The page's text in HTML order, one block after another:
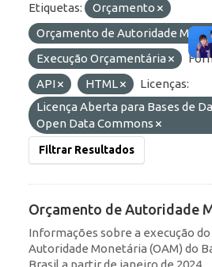
Etiquetas:
Orçamento
Orçamento de Autoridade
Execução Orçamentária
API
HTML
Licenças:
Licença Aberta para Bases de
Open Data Commons
Filtrar Resultados
Orçamento de Autoridade
Informações sobre a execução
Autoridade Monetária (OAM) do